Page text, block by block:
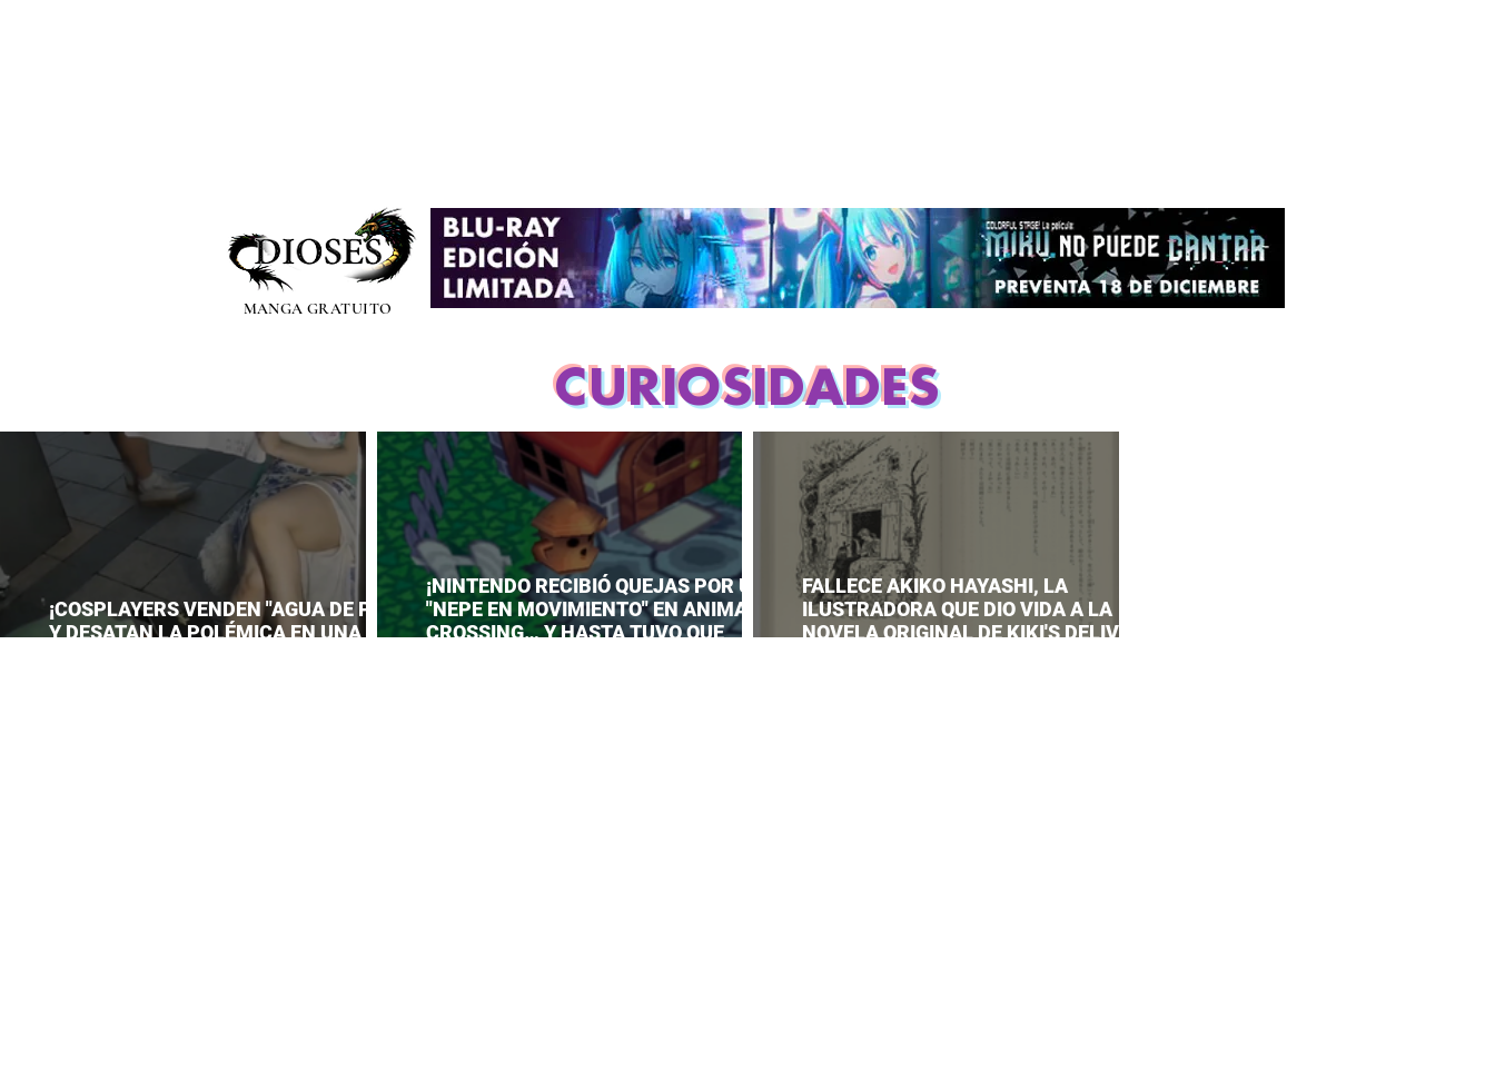
MANGA GRATUITO
CURIOSIDADES
¡COSPLAYERS VENDEN "AGUA DE PIES"
Y DESATAN LA POLÉMICA EN UNA
¡NINTENDO RECIBIÓ QUEJAS POR UN
"NEPE EN MOVIMIENTO" EN ANIMAL
CROSSING… Y HASTA TUVO QUE
FALLECE AKIKO HAYASHI, LA
ILUSTRADORA QUE DIO VIDA A LA
NOVELA ORIGINAL DE KIKI'S DELIVERY